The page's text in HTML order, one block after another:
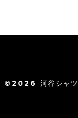
©2026河谷シャツ